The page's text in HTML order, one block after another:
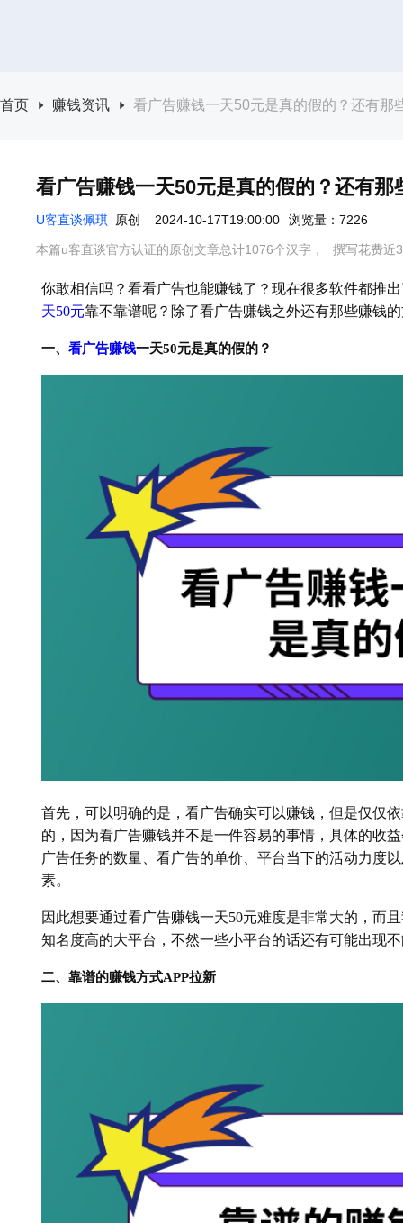
首页 赚钱资讯 看广告赚钱一天50元是真的假的？还有那
看广告赚钱一天50元是真的假的？还有那
U客直谈佩琪 原创 2024-10-17T19:00:00 浏览量：7226
本篇u客直谈官方认证的原创文章总计1076个汉字， 撰写花费近
你敢相信吗？看看广告也能赚钱了？现在很多软件都推
天50元靠不靠谱呢？除了看广告赚钱之外还有那些赚钱
一、 看广告赚钱一天50元是真的假的？
首先，可以明确的是，看广告确实可以赚钱，但是仅仅
的，因为看广告赚钱并不是一件容易的事情，具体的收
广告任务的数量、看广告的单价、平台当下的活动力度
素。
因此想要通过看广告赚钱一天50元难度是非常大的，而
知名度高的大平台，不然一些小平台的话还有可能出现
二、靠谱的赚钱方式APP拉新